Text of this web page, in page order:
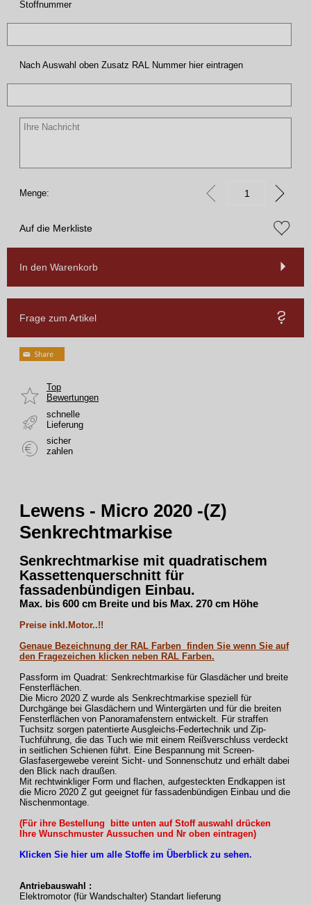
Stoffnummer
Nach Auswahl oben Zusatz RAL Nummer hier eintragen
Menge:
Auf die Merkliste
In den Warenkorb
Frage zum Artikel
Top
Bewertungen
schnelle
Lieferung
sicher
zahlen
Lewens - Micro 2020 -(Z)
Senkrechtmarkise
Senkrechtmarkise mit quadratischem
Kassettenquerschnitt für
fassadenbündigen Einbau.
Max. bis 600 cm Breite und bis Max. 270 cm Höhe
Preise inkl.Motor..!!
Genaue Bezeichnung der RAL Farben finden Sie wenn Sie auf
den Fragezeichen klicken neben RAL Farben.
Passform im Quadrat: Senkrechtmarkise für Glasdächer und breite
Fensterflächen.
Die Micro 2020 Z wurde als Senkrechtmarkise speziell für
Durchgänge bei Glasdächern und Wintergärten und für die breiten
Fensterflächen von Panoramafenstern entwickelt. Für straffen
Tuchsitz sorgen patentierte Ausgleichs-Federtechnik und Zip-
Tuchführung, die das Tuch wie mit einem Reißverschluss verdeckt
in seitlichen Schienen führt. Eine Bespannung mit Screen-
Glasfasergewebe vereint Sicht- und Sonnenschutz und erhält dabei
den Blick nach draußen.
Mit rechtwinkliger Form und flachen, aufgesteckten Endkappen ist
die Micro 2020 Z gut geeignet für fassadenbündigen Einbau und die
Nischenmontage.
(Für ihre Bestellung bitte unten auf Stoff auswahl drücken
Ihre Wunschmuster Aussuchen und Nr oben eintragen)
Klicken Sie hier um alle Stoffe im Überblick zu sehen.
Antriebauswahl :
Elektromotor (für Wandschalter) Standart lieferung